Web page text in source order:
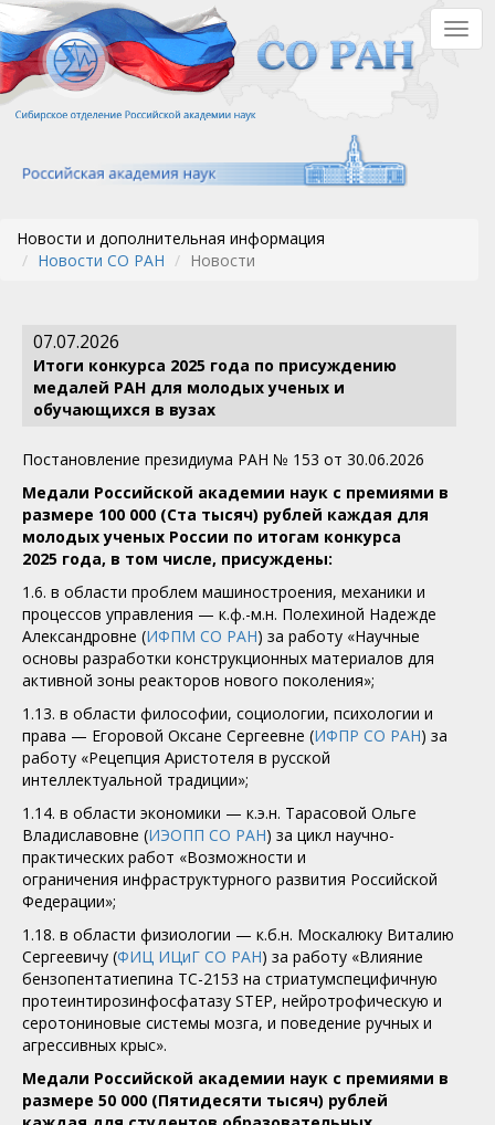
Перейти
к
основному
содержанию
Новости и дополнительная информация
Новости СО РАН
Новости
07.07.2026
Итоги конкурса 2025 года по присуждению
медалей РАН для молодых ученых и
обучающихся в вузах
Постановление президиума РАН № 153 от 30.06.2026
Медали Российской академии наук с премиями в
размере 100 000 (Ста тысяч) рублей каждая для
молодых ученых России по итогам конкурса
2025 года, в том числе, присуждены:
1.6. в области проблем машиностроения, механики и
процессов управления — к.ф.-м.н. Полехиной Надежде
Александровне (ИФПМ СО РАН) за работу «Научные
основы разработки конструкционных материалов для
активной зоны реакторов нового поколения»;
1.13. в области философии, социологии, психологии и
права — Егоровой Оксане Сергеевне (ИФПР СО РАН) за
работу «Рецепция Аристотеля в русской
интеллектуальной традиции»;
1.14. в области экономики — к.э.н. Тарасовой Ольге
Владиславовне (ИЭОПП СО РАН) за цикл научно-
практических работ «Возможности и
ограничения инфраструктурного развития Российской
Федерации»;
1.18. в области физиологии — к.б.н. Москалюку Виталию
Сергеевичу (ФИЦ ИЦиГ СО РАН) за работу «Влияние
бензопентатиепина TC-2153 на стриатумспецифичную
протеинтирозинфосфатазу STEP, нейротрофическую и
серотониновые системы мозга, и поведение ручных и
агрессивных крыс».
Медали Российской академии наук с премиями в
размере 50 000 (Пятидесяти тысяч) рублей